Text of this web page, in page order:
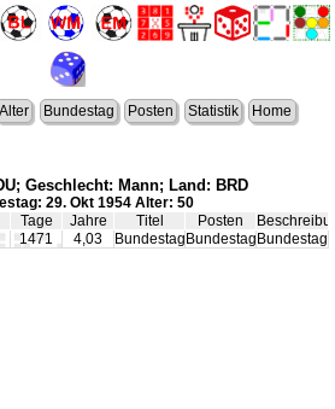
Alter Bundestag Posten Statistik Home
Geschlecht: Mann; Land: BRD
29. Okt 1954 Alter: 50
Tage Jahre Titel Posten
1471 4,03 BundestagspräsidentBundestagspräsident